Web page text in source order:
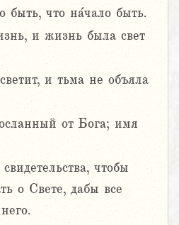
быть, что на́чало быть.
и жизнь была свет
и тьма не объяла
от Бога; имя
чтобы
о Свете, дабы все